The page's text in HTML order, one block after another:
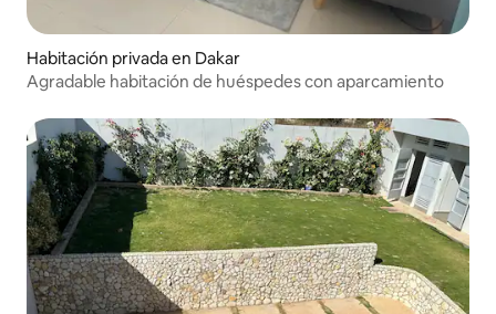
Habitación privada en Dakar
Agradable habitación de huéspedes con aparcamiento